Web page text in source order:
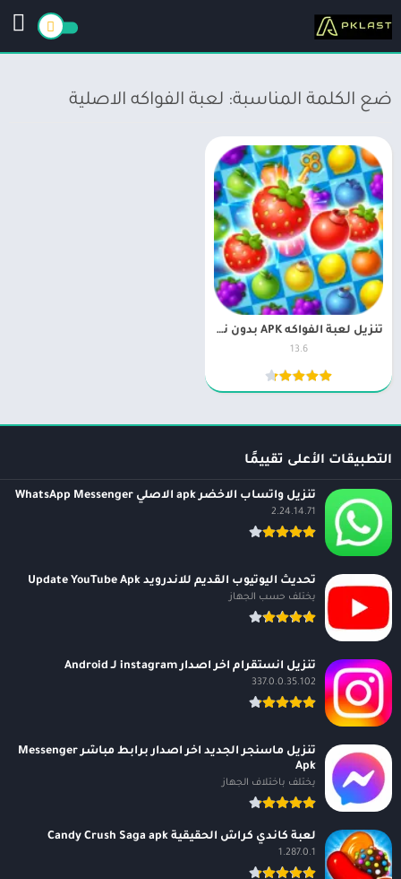
ضع الكلمة المناسبة: لعبة الفواكه الاصلية
تنزيل لعبة الفواكه APK بدون نت مجاناً Fruit Burst
13.6
التطبيقات الأعلى تقييمًا
تنزيل واتساب الاخضر apk الاصلي WhatsApp Messenger
2.24.14.71
تحديث اليوتيوب القديم للاندرويد Update YouTube Apk
يختلف حسب الجهاز
تنزيل انستقرام اخر اصدار instagram لـ Android
337.0.0.35.102
تنزيل ماسنجر الجديد اخر اصدار برابط مباشر Messenger
Apk
يختلف باختلاف الجهاز
لعبة كاندي كراش الحقيقية Candy Crush Saga apk
1.287.0.1